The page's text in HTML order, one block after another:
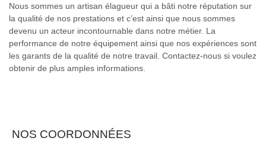
Nous sommes un artisan élagueur qui a bâti notre réputation sur
la qualité de nos prestations et c’est ainsi que nous sommes
devenu un acteur incontournable dans notre métier. La
performance de notre équipement ainsi que nos expériences sont
les garants de la qualité de notre travail. Contactez-nous si voulez
obtenir de plus amples informations.
NOS COORDONNÉES